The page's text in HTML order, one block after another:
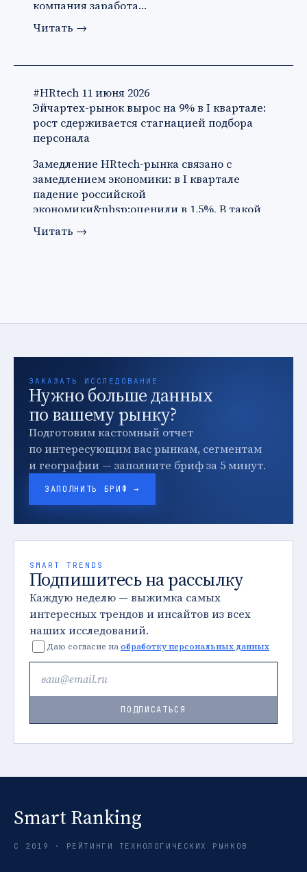
компания заработа…
Читать →
#HRtech 11 июня 2026
Эйчартех-рынок вырос на 9% в I квартале:
рост сдерживается стагнацией подбора
персонала
Замедление HRtech-рынка связано с
замедлением экономики: в I квартале
падение российской
экономики&nbsp;оценили в 1,5%. В такой
ситуации ко…
Читать →
ЗАКАЗАТЬ ИССЛЕДОВАНИЕ
Нужно больше данных
по вашему рынку?
Подготовим кастомный отчет
по интересующим вас рынкам, сегментам
и географии — заполните бриф за 5 минут.
ЗАПОЛНИТЬ БРИФ →
SMART TRENDS
Подпишитесь на рассылку
Каждую неделю — выжимка самых
интересных трендов и инсайтов из всех
наших исследований.
Даю согласие наобработку персональных данных
ПОДПИСАТЬСЯ
Smart Ranking
С 2019 · РЕЙТИНГИ ТЕХНОЛОГИЧЕСКИХ РЫНКОВ